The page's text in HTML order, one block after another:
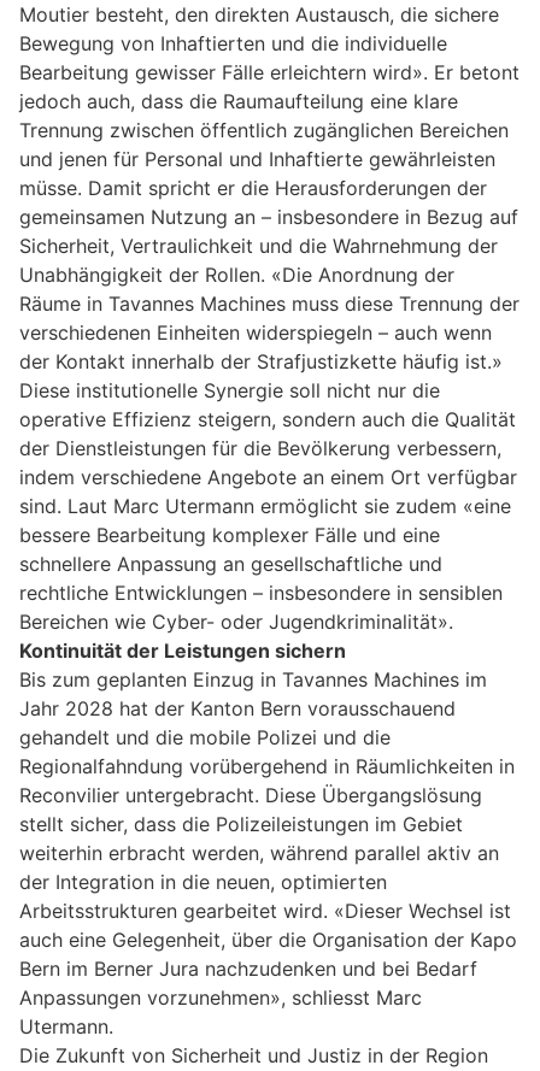
Moutier besteht, den direkten Austausch, die sichere
Bewegung von Inhaftierten und die individuelle
Bearbeitung gewisser Fälle erleichtern wird». Er betont
jedoch auch, dass die Raumaufteilung eine klare
Trennung zwischen öffentlich zugänglichen Bereichen
und jenen für Personal und Inhaftierte gewährleisten
müsse. Damit spricht er die Herausforderungen der
gemeinsamen Nutzung an – insbesondere in Bezug auf
Sicherheit, Vertraulichkeit und die Wahrnehmung der
Unabhängigkeit der Rollen. «Die Anordnung der
Räume in Tavannes Machines muss diese Trennung der
verschiedenen Einheiten widerspiegeln – auch wenn
der Kontakt innerhalb der Strafjustizkette häufig ist.»
Diese institutionelle Synergie soll nicht nur die
operative Effizienz steigern, sondern auch die Qualität
der Dienstleistungen für die Bevölkerung verbessern,
indem verschiedene Angebote an einem Ort verfügbar
sind. Laut Marc Utermann ermöglicht sie zudem «eine
bessere Bearbeitung komplexer Fälle und eine
schnellere Anpassung an gesellschaftliche und
rechtliche Entwicklungen – insbesondere in sensiblen
Bereichen wie Cyber- oder Jugendkriminalität».
Kontinuität der Leistungen sichern
Bis zum geplanten Einzug in Tavannes Machines im
Jahr 2028 hat der Kanton Bern vorausschauend
gehandelt und die mobile Polizei und die
Regionalfahndung vorübergehend in Räumlichkeiten in
Reconvilier untergebracht. Diese Übergangslösung
stellt sicher, dass die Polizeileistungen im Gebiet
weiterhin erbracht werden, während parallel aktiv an
der Integration in die neuen, optimierten
Arbeitsstrukturen gearbeitet wird. «Dieser Wechsel ist
auch eine Gelegenheit, über die Organisation der Kapo
Bern im Berner Jura nachzudenken und bei Bedarf
Anpassungen vorzunehmen», schliesst Marc
Utermann.
Die Zukunft von Sicherheit und Justiz in der Region